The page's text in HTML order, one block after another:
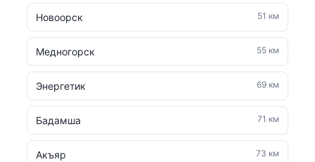
Новоорск 51 км
Медногорск 55 км
Энергетик 69 км
Бадамша 71 км
Акъяр 73 км